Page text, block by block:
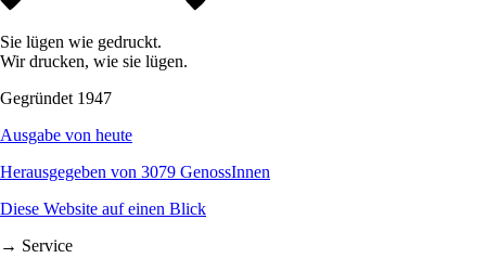
Sie lügen wie gedruckt.
Wir drucken, wie sie lügen.
Gegründet 1947
Ausgabe von heute
Herausgegeben von 3079 GenossInnen
Diese Website auf einen Blick
→ Service